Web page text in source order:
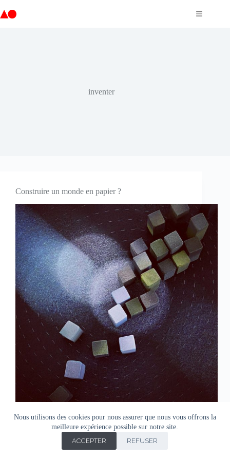
au
Nous utilisons des cookies pour nous assurer que nous vous offrons la
meilleure expérience possible sur notre site.
ACCEPTER
REFUSER
inventer
Construire un monde en papier ?